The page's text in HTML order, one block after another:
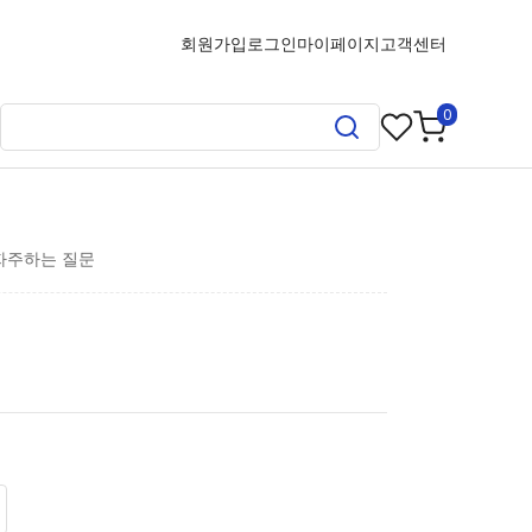
회원가입로그인마이페이지고객센터
0
주하는 질문